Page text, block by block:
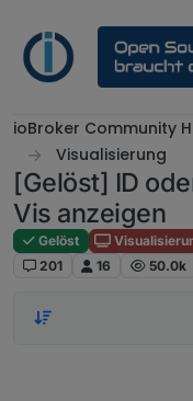
ioBroker Community
Visualisierung
[Gelöst] ID
Vis anzeigen
Gelöst
201
16 50.0k